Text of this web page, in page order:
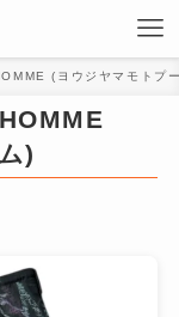
(ヨウジヤマモトプ
)